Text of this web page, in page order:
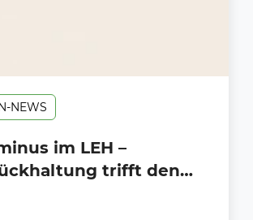
NEWS
im LEH –
trifft den
voller Wucht!